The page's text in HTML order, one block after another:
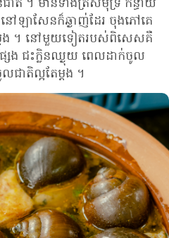
ាតិ ។ មានទាំងត្រីសមុទ្រ កន្ធាយ
ឡាសែនក៏ឆ្ងាញ់ដែរ ចុងភៅគេ
ដង ។ នៅមួយទៀតរបស់ពិសេសគឺ
សែង ជះក្លិនឈ្ងុយ ពេលដាក់ចូល
ជាតិល្អតែម្ដង ។